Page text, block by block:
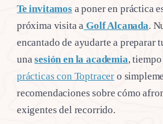
Te invitamosa poner en práctica
próxima visita a Golf Alcanada.
encantado de ayudarte a preparar
unasesión en la academia,
prácticas con Toptracer o
recomendaciones sobre cómo
exigentes del recorrido.